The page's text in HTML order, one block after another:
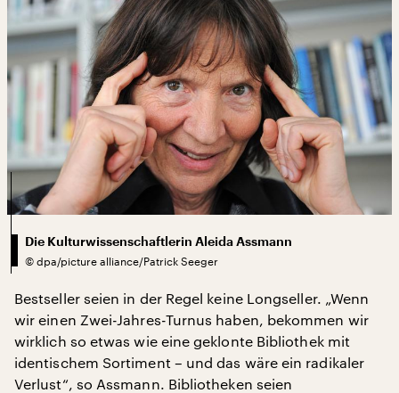
Die Kulturwissenschaftlerin Aleida Assmann
© dpa/picture alliance/Patrick Seeger
Bestseller seien in der Regel keine Longseller. „Wenn
wir einen Zwei-Jahres-Turnus haben, bekommen wir
wirklich so etwas wie eine geklonte Bibliothek mit
identischem Sortiment – und das wäre ein radikaler
Verlust“, so Assmann. Bibliotheken seien